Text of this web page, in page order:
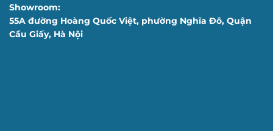
Showroom:
55A đường Hoàng Quốc Việt, phường Nghĩa Đô, Quận
Cầu Giấy, Hà Nội